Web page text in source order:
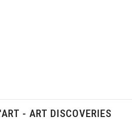
- ART DISCOVERIES